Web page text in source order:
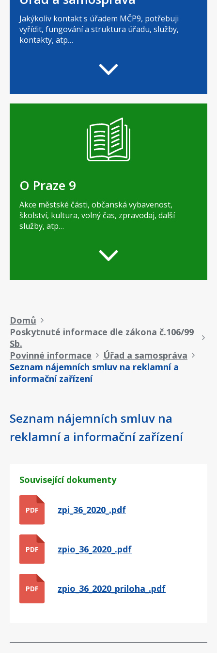
Jakýkoliv kontakt s úřadem MČP9, potřebuji
vyřídit, fungování a struktura úřadu, služby,
kontakty, atp…
O Praze 9
Akce městské části, občanská vybavenost,
školství, kultura, volný čas, zpravodaj, další
služby, atp…
Drobečková
navigace
Domů
Poskytnuté informace dle zákona č.106/99
Sb.
Povinné informace
Úřad a samospráva
Seznam nájemních smluv na reklamní a
informační zařízení
Seznam nájemních smluv na
reklamní a informační zařízení
Související dokumenty
PDF zpi_36_2020_.pdf
PDF zpio_36_2020_.pdf
PDF zpio_36_2020_priloha_.pdf